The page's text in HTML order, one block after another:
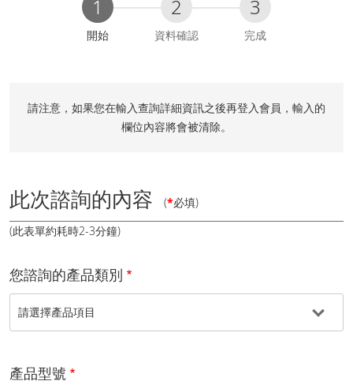
1
C
e
n
開始
2
資料確認
3
完成
請注意，如果您在輸入查詢詳細資訊之後再登入會員，輸入的
欄位內容將會被清除。
此次諮詢的內容 (*必填)
(此表單約耗時2-3分鐘)
您諮詢的產品類別
產品型號